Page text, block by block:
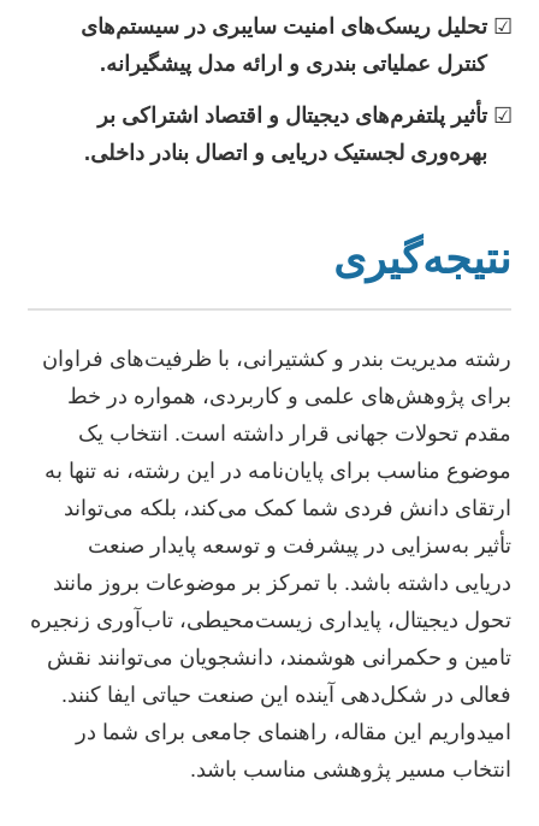
تحلیل ریسک‌های امنیت سایبری در سیستم‌های
کنترل عملیاتی بندری و ارائه مدل پیشگیرانه.
تأثیر پلتفرم‌های دیجیتال و اقتصاد اشتراکی بر
بهره‌وری لجستیک دریایی و اتصال بنادر داخلی.
نتیجه‌گیری
رشته مدیریت بندر و کشتیرانی، با ظرفیت‌های فراوان
برای پژوهش‌های علمی و کاربردی، همواره در خط
مقدم تحولات جهانی قرار داشته است. انتخاب یک
موضوع مناسب برای پایان‌نامه در این رشته، نه تنها به
ارتقای دانش فردی شما کمک می‌کند، بلکه می‌تواند
تأثیر به‌سزایی در پیشرفت و توسعه پایدار صنعت
دریایی داشته باشد. با تمرکز بر موضوعات بروز مانند
تحول دیجیتال، پایداری زیست‌محیطی، تاب‌آوری زنجیره
تامین و حکمرانی هوشمند، دانشجویان می‌توانند نقش
فعالی در شکل‌دهی آینده این صنعت حیاتی ایفا کنند.
امیدواریم این مقاله، راهنمای جامعی برای شما در
انتخاب مسیر پژوهشی مناسب باشد.